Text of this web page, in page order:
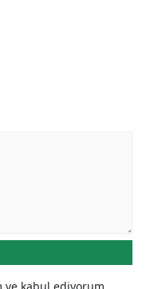
ve kabul ediyorum